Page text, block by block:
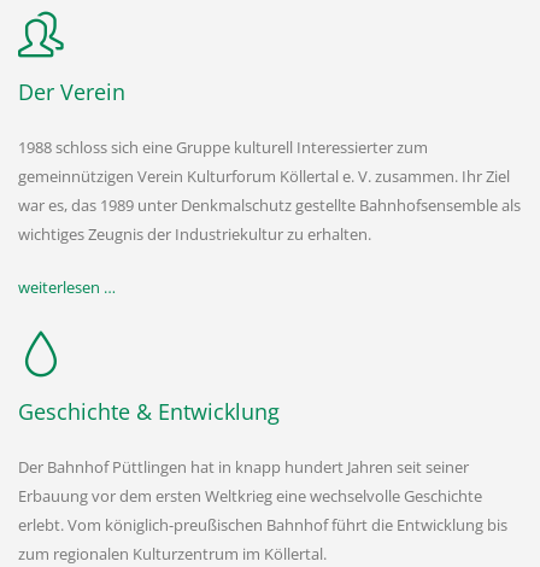
Der Verein
1988 schloss sich eine Gruppe kulturell Interessierter zum
gemeinnützigen Verein Kulturforum Köllertal e. V. zusammen. Ihr Ziel
war es, das 1989 unter Denkmalschutz gestellte Bahnhofsensemble als
wichtiges Zeugnis der Industriekultur zu erhalten.
weiterlesen …
Geschichte & Entwicklung
Der Bahnhof Püttlingen hat in knapp hundert Jahren seit seiner
Erbauung vor dem ersten Weltkrieg eine wechselvolle Geschichte
erlebt. Vom königlich-preußischen Bahnhof führt die Entwicklung bis
zum regionalen Kulturzentrum im Köllertal.